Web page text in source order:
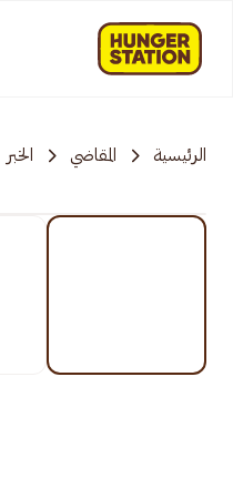
الرئيسية المقاضي الخبر